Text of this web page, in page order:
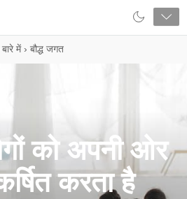
बारे में › बौद्ध जगत
को अपनी ओर
करता है